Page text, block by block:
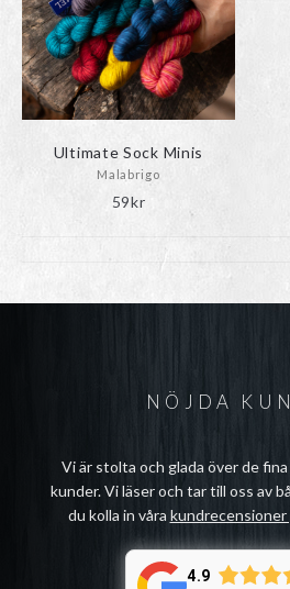
Ultimate Sock Minis
Malabrigo
59kr
NÖJDA
Vi är stolta och glada över de
kunder. Vi läser och tar till oss av
du kolla in våra kundrecensioner
4.9